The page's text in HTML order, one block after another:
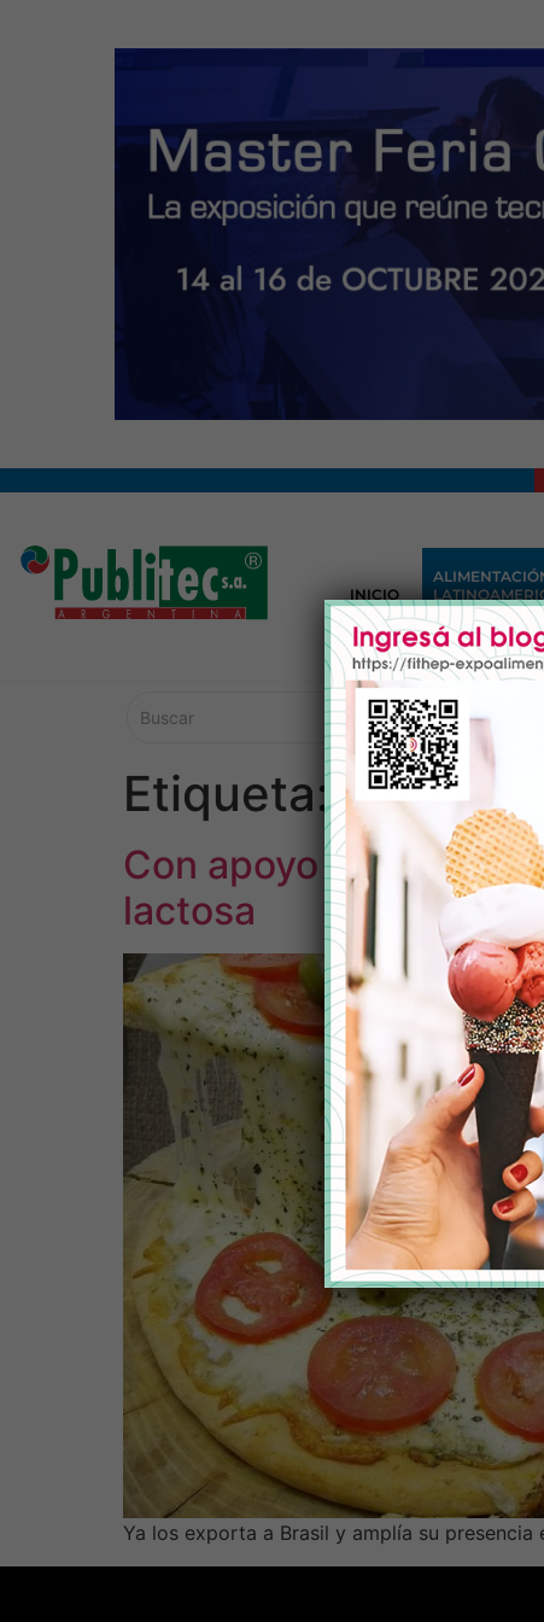
INICIO
Etiqueta:
Con apoyo del INTI, la
lactosa
Ya los exporta a Brasil y amplía su presencia